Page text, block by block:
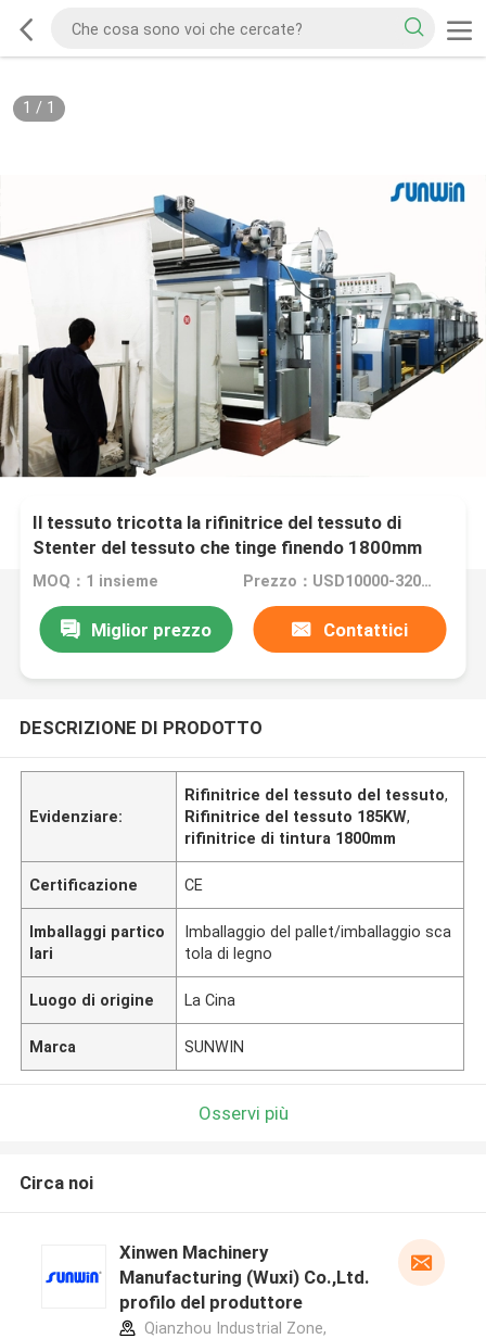
1 / 1
Il tessuto tricotta la rifinitrice del tessuto di
Stenter del tessuto che tinge finendo 1800mm
MOQ：1 insieme Prezzo：USD10000-320000
Miglior prezzo Contattici
DESCRIZIONE DI PRODOTTO
Evidenziare:
Rifinitrice del tessuto del tessuto,
Rifinitrice del tessuto 185KW,
rifinitrice di tintura 1800mm
Certificazione CE
Imballaggi partico
lari
Imballaggio del pallet/imballaggio sca
tola di legno
Luogo di origine La Cina
Marca SUNWIN
Osservi più
Circa noi
Xinwen Machinery
Manufacturing (Wuxi) Co.,Ltd.
profilo del produttore
Qianzhou Industrial Zone,